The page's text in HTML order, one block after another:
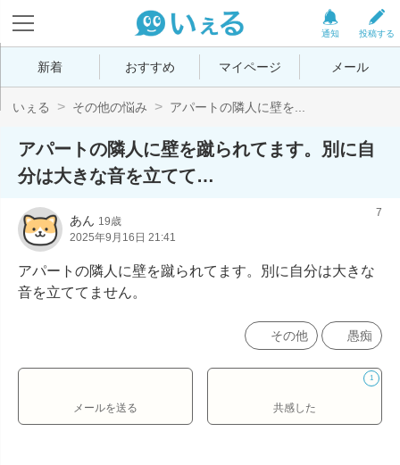
投稿する
通知
新着 おすすめ マイページ メール
いぇる その他の悩み アパートの隣人に壁を...
アパートの隣人に壁を蹴られてます。別に自
分は大きな音を立てて…
あん 19歳
2025年9月16日 21:41
7
アパートの隣人に壁を蹴られてます。別に自分は大きな
音を立ててません。
その他 愚痴
メールを送る
1
共感した